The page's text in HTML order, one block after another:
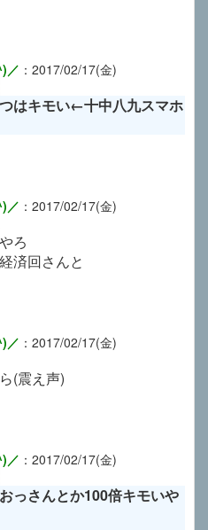
／ ： 2017/02/17(金)
はキモい←十中八九スマホ
／ ： 2017/02/17(金)
ろ
済回さんと
／ ： 2017/02/17(金)
(震え声)
／ ： 2017/02/17(金)
っさんとか100倍キモいや